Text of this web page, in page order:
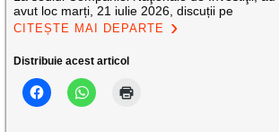
avut loc marți, 21 iulie 2026, discuții pe
CITEȘTE MAI DEPARTE
Distribuie acest articol